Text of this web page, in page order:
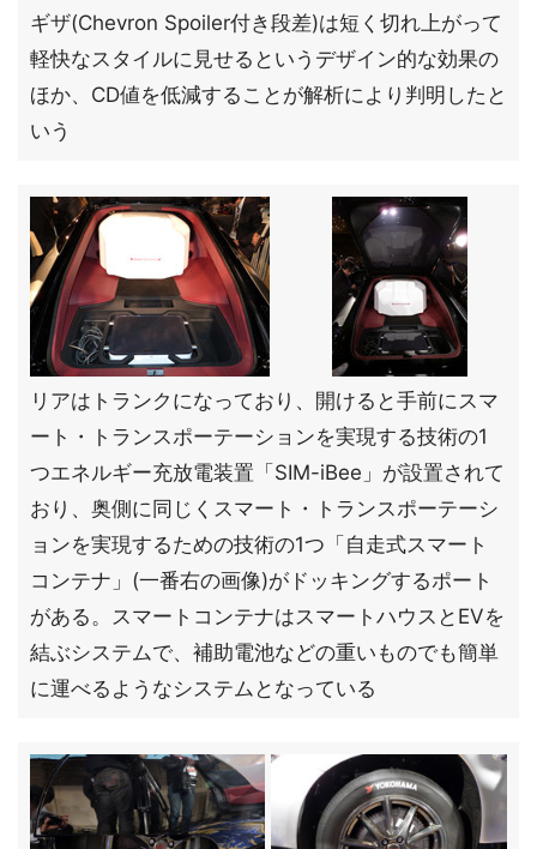
ギザ(Chevron Spoiler付き段差)は短く切れ上がって
軽快なスタイルに見せるというデザイン的な効果の
ほか、CD値を低減することが解析により判明したと
いう
リアはトランクになっており、開けると手前にスマ
ート・トランスポーテーションを実現する技術の1
つエネルギー充放電装置「SIM-iBee」が設置されて
おり、奥側に同じくスマート・トランスポーテーシ
ョンを実現するための技術の1つ「自走式スマート
コンテナ」(一番右の画像)がドッキングするポート
がある。スマートコンテナはスマートハウスとEVを
結ぶシステムで、補助電池などの重いものでも簡単
に運べるようなシステムとなっている